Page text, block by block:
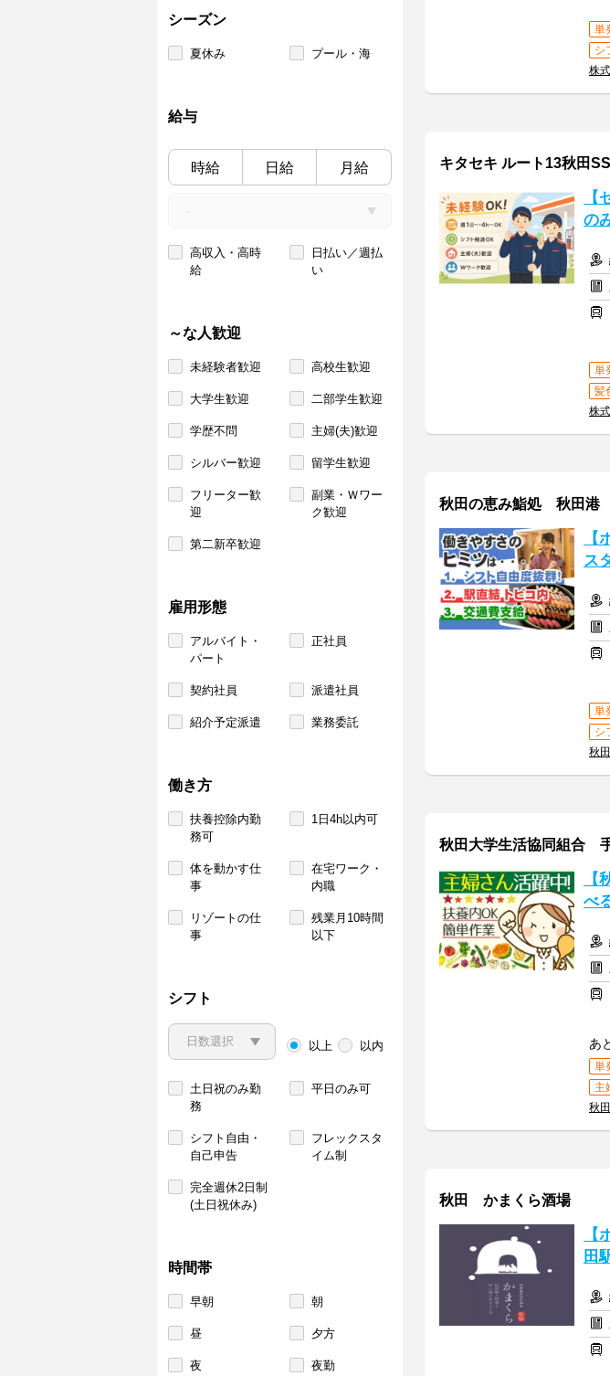
シーズン
夏休み プール・海
給与
時給 日給 月給
高収入・高時
給
日払い／週払
い
～な人歓迎
未経験者歓迎 高校生歓迎
大学生歓迎 二部学生歓迎
学歴不問 主婦(夫)歓迎
シルバー歓迎 留学生歓迎
フリーター歓
迎
副業・Ｗワー
ク歓迎
第二新卒歓迎
雇用形態
アルバイト・
パート
正社員
契約社員 派遣社員
紹介予定派遣 業務委託
働き方
扶養控除内勤
務可
1日4h以内可
体を動かす仕
事
在宅ワーク・
内職
リゾートの仕
事
残業月10時間
以下
シフト
以上 以内
土日祝のみ勤
務
平日のみ可
シフト自由・
自己申告
フレックスタ
イム制
完全週休2日制
(土日祝休み)
時間帯
早朝 朝
昼 夕方
夜 夜勤
単
シ
株
キタセキ ルート13秋田SS
の
単
髪
株
秋田の恵み鮨処 秋田港
ス
単
シ
秋
秋田大学生活協同組合
べ
あ
単
主
秋
秋田 かまくら酒場
田